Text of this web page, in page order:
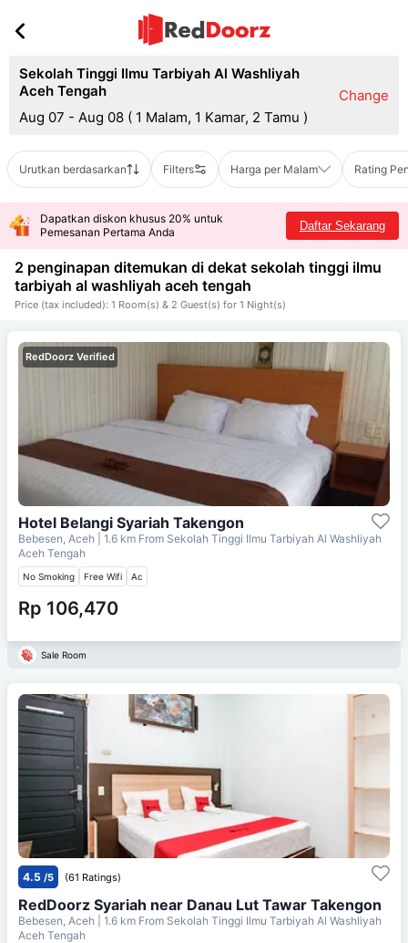
Sekolah Tinggi Ilmu Tarbiyah Al Washliyah
Aceh Tengah
Aug 07 - Aug 08 ( 1 Malam, 1 Kamar, 2 Tamu )
Change
Urutkan berdasarkan Filters Harga per Malam Rating
Dapatkan diskon khusus 20% untuk
Pemesanan Pertama Anda
Daftar Sekarang
2 penginapan ditemukan di dekat sekolah tinggi ilmu
tarbiyah al washliyah aceh tengah
Price (tax included): 1 Room(s) & 2 Guest(s) for 1 Night(s)
RedDoorz Verified
Hotel Belangi Syariah Takengon
Bebesen, Aceh | 1.6 km From Sekolah Tinggi Ilmu Tarbiyah Al Washliyah
Aceh Tengah
No Smoking Free Wifi Ac
Rp 106,470
Sale Room
4.5 /5 (61 Ratings)
RedDoorz Syariah near Danau Lut Tawar Takengon
Bebesen, Aceh | 1.6 km From Sekolah Tinggi Ilmu Tarbiyah Al Washliyah
Aceh Tengah